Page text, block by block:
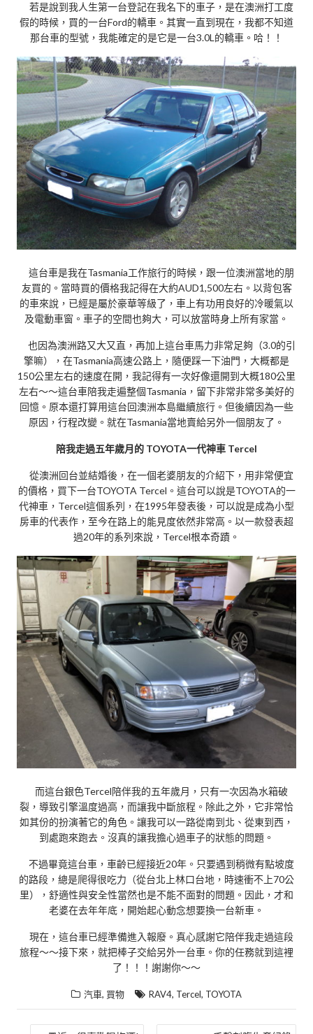
若是說到我人生第一台登記在我名下的車子，是在澳洲打工度
假的時候，買的一台Ford的轎車。其實一直到現在，我都不知道
那台車的型號，我能確定的是它是一台3.0L的轎車。哈！！
這台車是我在Tasmania工作旅行的時候，跟一位澳洲當地的朋
友買的。當時買的價格我記得在大約AUD1,500左右。以背包客
的車來說，已經是屬於豪華等級了，車上有功用良好的冷暖氣以
及電動車窗。車子的空間也夠大，可以放當時身上所有家當。
也因為澳洲路又大又直，再加上這台車馬力非常足夠（3.0的引
擎嘛），在Tasmania高速公路上，隨便踩一下油門，大概都是
150公里左右的速度在開，我記得有一次好像還開到大概180公里
左右～～這台車陪我走遍整個Tasmania，留下非常非常多美好的
回憶。原本還打算用這台回澳洲本島繼續旅行。但後續因為一些
原因，行程改變。就在Tasmania當地賣給另外一個朋友了。
陪我走過五年歲月的 TOYOTA一代神車 Tercel
從澳洲回台並結婚後，在一個老婆朋友的介紹下，用非常便宜
的價格，買下一台TOYOTA Tercel。這台可以說是TOYOTA的一
代神車，Tercel這個系列，在1995年發表後，可以說是成為小型
房車的代表作，至今在路上的能見度依然非常高。以一款發表超
過20年的系列來說，Tercel根本奇蹟。
而這台銀色Tercel陪伴我的五年歲月，只有一次因為水箱破
裂，導致引擎溫度過高，而讓我中斷旅程。除此之外，它非常恰
如其份的扮演著它的角色。讓我可以一路從南到北、從東到西，
到處跑來跑去。沒真的讓我擔心過車子的狀態的問題。
不過畢竟這台車，車齡已經接近20年。只要遇到稍微有點坡度
的路段，總是爬得很吃力（從台北上林口台地，時速衝不上70公
里），舒適性與安全性當然也是不能不面對的問題。因此，才和
老婆在去年年底，開始起心動念想要換一台新車。
現在，這台車已經準備進入報廢。真心感謝它陪伴我走過這段
旅程～～接下來，就把棒子交給另外一台車。你的任務就到這裡
了！！！謝謝你～～
汽車, 買物 RAV4, Tercel, TOYOTA